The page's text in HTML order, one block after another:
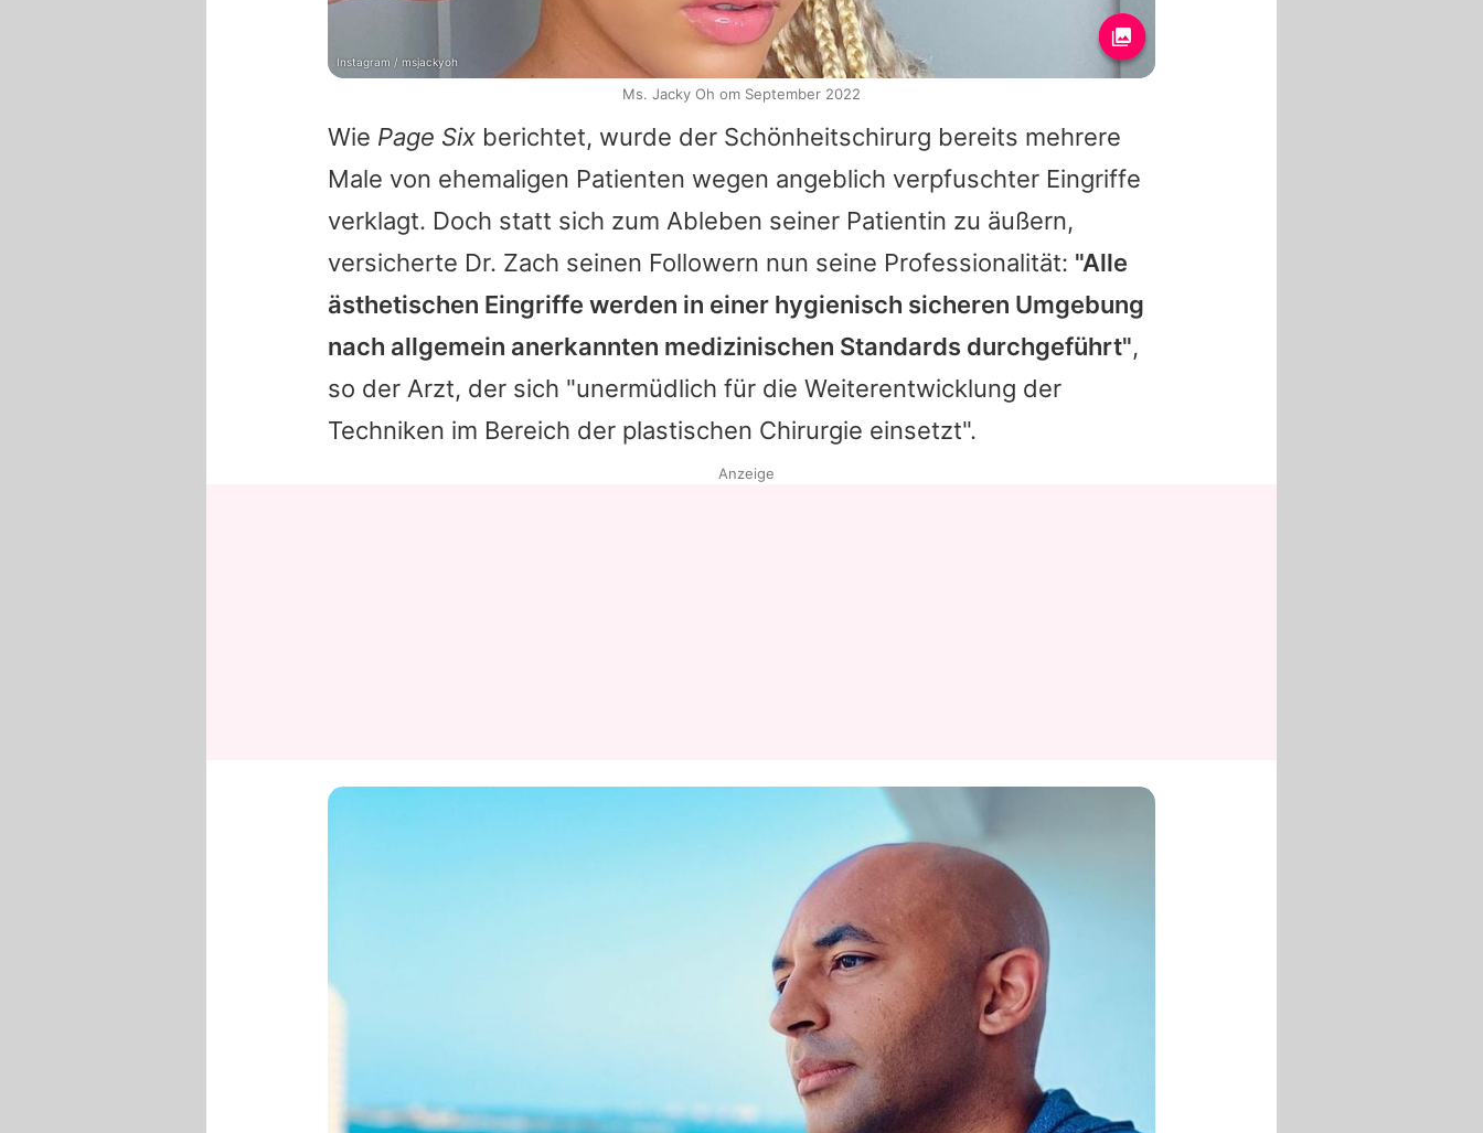
Wie Page Six berichtet, wurde der Schönheitschirurg bereits mehrere
Male von ehemaligen Patienten wegen angeblich verpfuschter Eingriffe
verklagt. Doch statt sich zum Ableben seiner Patientin zu äußern,
versicherte Dr. Zach seinen Followern nun seine Professionalität: "Alle
ästhetischen Eingriffe werden in einer hygienisch sicheren Umgebung
nach allgemein anerkannten medizinischen Standards durchgeführt",
so der Arzt, der sich "unermüdlich für die Weiterentwicklung der
Techniken im Bereich der plastischen Chirurgie einsetzt".
Instagram / msjackyoh
Ms. Jacky Oh om September 2022
Anzeige